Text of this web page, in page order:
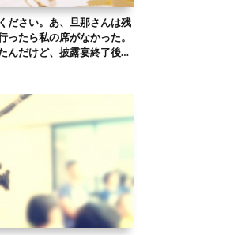
ださい。あ、旦那さんは残
ったら私の席がなかった。
んだけど、披露宴終了後…